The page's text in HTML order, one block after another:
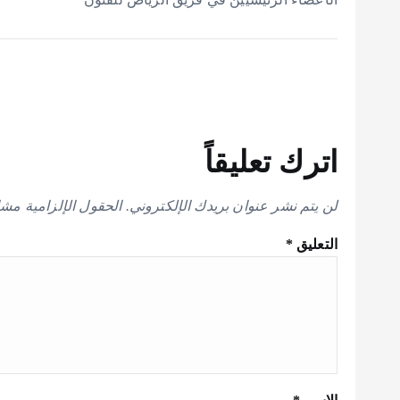
اترك تعليقاً
لن يتم نشر عنوان بريدك الإلكتروني. الحقول الإلزامية
التعليق*